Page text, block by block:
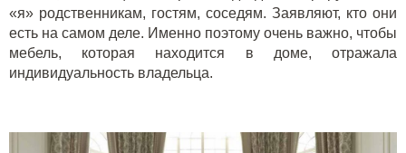
«я» родственникам, гостям, соседям. Заявляют, кто они
есть на самом деле. Именно поэтому очень важно, чтобы
мебель, которая находится в доме, отражала
индивидуальность владельца.